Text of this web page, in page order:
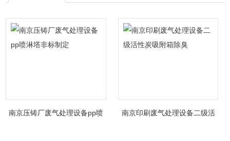
南京压铸厂废气处理设备pp喷
南京印刷废气处理设备二级活